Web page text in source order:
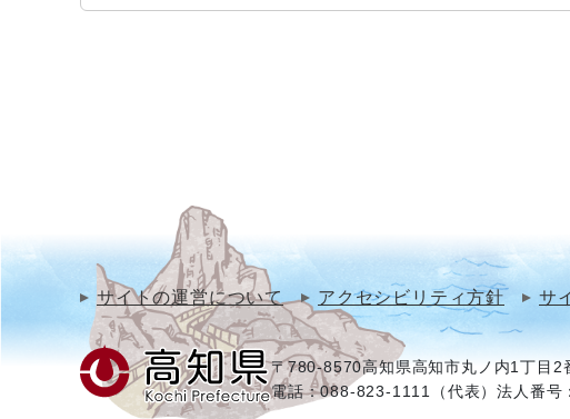
サイトの運営について アクセシビリティ方針 サ
〒780-8570高知県高知市丸ノ内1丁目2
電話：088-823-1111（代表）法人番号